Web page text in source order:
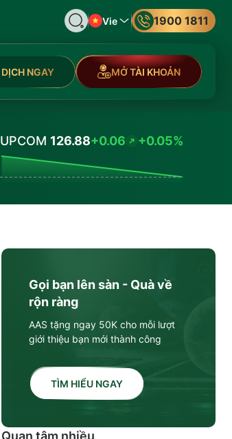
Vie 1900 1811
NGAY MỞ TÀI KHOẢN
UPCOM 126.88+0.06 +0.05%
Gọi bạn lên sàn - Quà về
rộn ràng
AAS tặng ngay 50K cho mỗi lượt
giới thiệu bạn mới thành công
TÌM HIỂU NGAY
Quan tâm nhiều